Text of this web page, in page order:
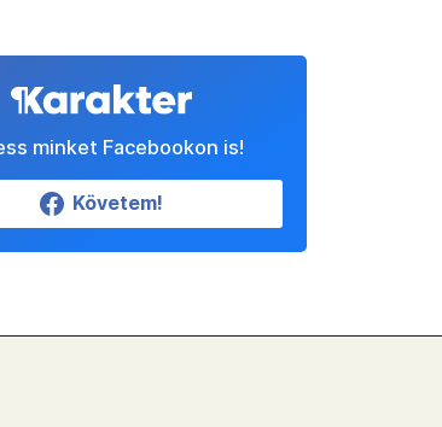
minket Facebookon is!
Követem!